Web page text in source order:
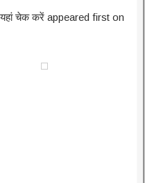
चेक करें appeared first on